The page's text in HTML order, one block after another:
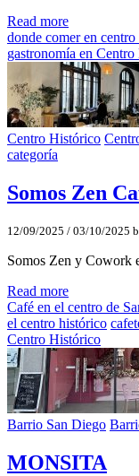
Read more
donde comer en
gastronomía en
Centro Histórico
categoría
Somos Zen
12/09/2025 / 03/10/2025
Somos Zen y Cowork
Read more
Café en el centro de
el centro histórico
Centro Histórico
Barrio San Diego
MONSITA